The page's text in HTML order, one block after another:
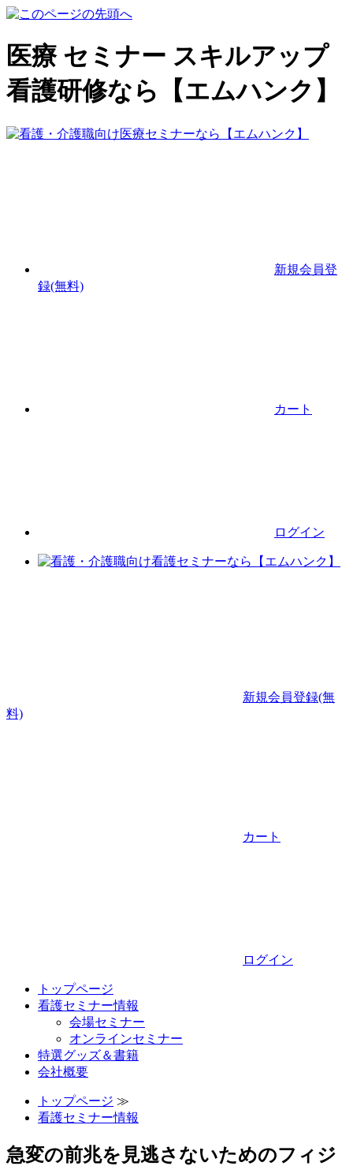
医療 セミナー スキルアップ
看護研修なら【エムハンク】
新規会員登
録(無料)
カート
ログイン
新規会員登録(無
料)
カート
ログイン
トップページ
看護セミナー情報
会場セミナー
オンラインセミナー
特選グッズ＆書籍
会社概要
トップページ ≫
看護セミナー情報
急変の前兆を見逃さないためのフィジ